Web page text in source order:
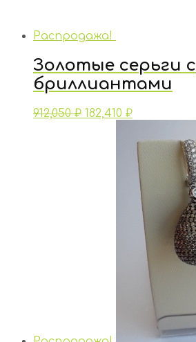
Распродажа!
Золотые серьги с
бриллиантами
912,050₽ 182,410 ₽